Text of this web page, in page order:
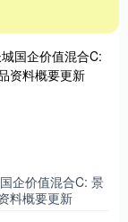
企价值混合C: 景
料概要更新